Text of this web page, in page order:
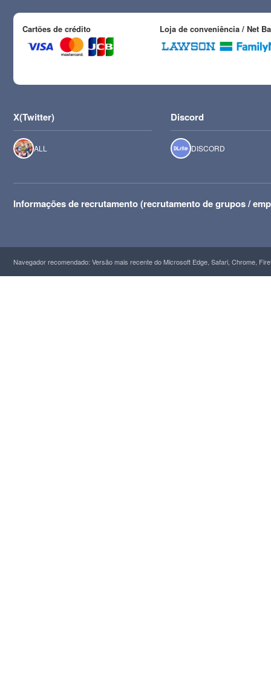
Cartões de crédito Loja de conveniência / Net
X(Twitter)
ALL
Discord
DISCORD
Informações de recrutamento (recrutamento de grupos /
Navegador recomendado: Versão mais recente do Microsoft Edge, Safari, Chrome,